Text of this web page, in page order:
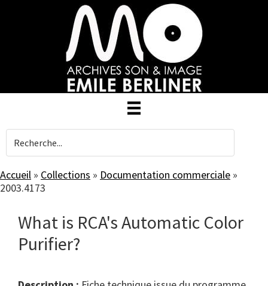
Accueil » Collections » Documentation commerciale »
2003.4173
What is RCA's Automatic Color
Purifier?